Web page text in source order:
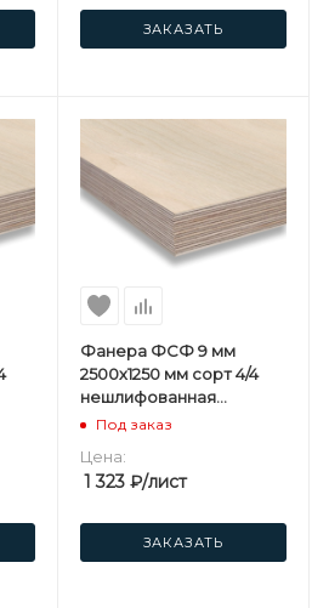
ЗАКАЗАТЬ
Фанера ФСФ 9 мм
2500х1250 мм сорт 4/4
нешлифованная
березовая
Под заказ
Цена:
1 323₽/лист
ЗАКАЗАТЬ